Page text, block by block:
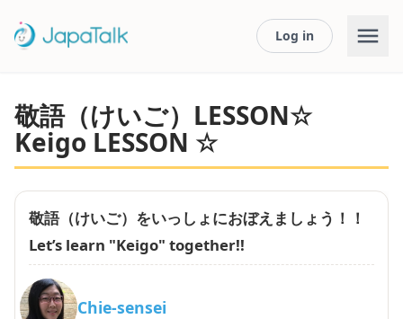
Log in
敬語（けいご）LESSON☆
Keigo LESSON ☆
敬語（けいご）をいっしょにおぼえましょう！！
Let’s learn "Keigo" together!!
Chie-sensei